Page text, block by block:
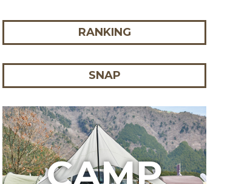
RANKING
SNAP
CAMP